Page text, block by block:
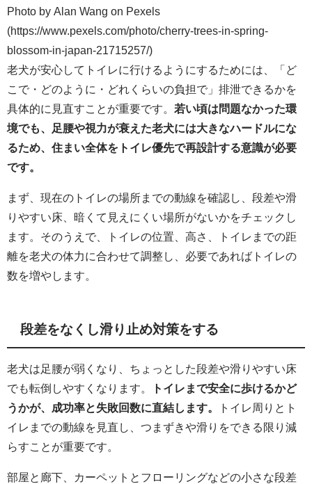
Photo by Alan Wang on Pexels
(https://www.pexels.com/photo/cherry-trees-in-spring-
blossom-in-japan-21715257/)
老犬が安心してトイレに行けるようにするためには、「ど
こで・どのように・どれくらいの負担で」排泄できるかを
具体的に見直すことが重要です。 若い頃は問題なかった環
境でも、足腰や視力が衰えた老犬には大きなハードルにな
るため、住まい全体をトイレ優先で再設計する意識が必要
です。
まず、現在のトイレの場所までの動線を確認し、段差や滑
りやすい床、暗くて見えにくい場所がないかをチェックし
ます。そのうえで、トイレの位置、高さ、トイレまでの距
離を老犬の体力に合わせて調整し、必要であればトイレの
数を増やします。
段差をなくし滑り止め対策をする
老犬は足腰が弱くなり、ちょっとした段差や滑りやすい床
でも転倒しやすくなります。
トイレまで安全に歩けるかど
うかが、成功率と失敗回数に直結します。
トイレ周りとト
イレまでの動線を見直し、つまずきや滑りをできる限り減
らすことが重要です。
部屋と廊下、カーペットとフローリングなどの小さな段差